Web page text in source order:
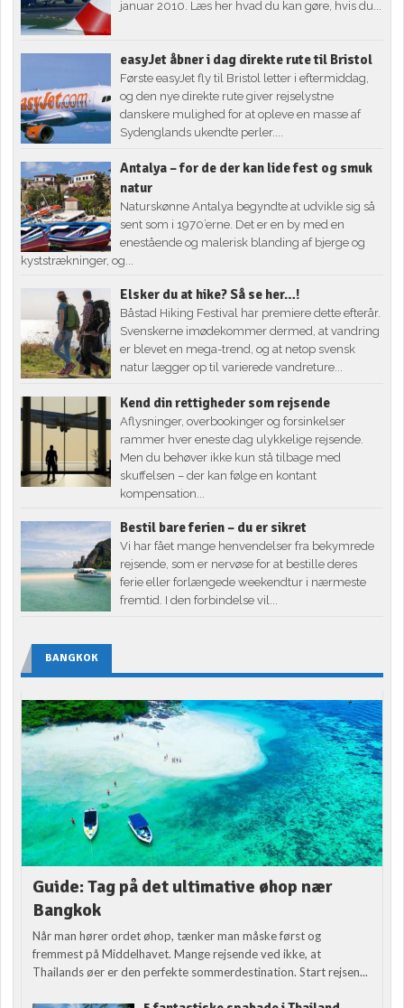
januar 2010. Læs her hvad du kan gøre, hvis du...
easyJet åbner i dag direkte rute til Bristol
Første easyJet fly til Bristol letter i eftermiddag,
og den nye direkte rute giver rejselystne
danskere mulighed for at opleve en masse af
Sydenglands ukendte perler....
Antalya – for de der kan lide fest og smuk
natur
Naturskønne Antalya begyndte at udvikle sig så
sent som i 1970’erne. Det er en by med en
enestående og malerisk blanding af bjerge og
kyststrækninger, og...
Elsker du at hike? Så se her…!
Båstad Hiking Festival har premiere dette efterår.
Svenskerne imødekommer dermed, at vandring
er blevet en mega-trend, og at netop svensk
natur lægger op til varierede vandreture...
Kend din rettigheder som rejsende
Aflysninger, overbookinger og forsinkelser
rammer hver eneste dag ulykkelige rejsende.
Men du behøver ikke kun stå tilbage med
skuffelsen – der kan følge en kontant
kompensation...
Bestil bare ferien – du er sikret
Vi har fået mange henvendelser fra bekymrede
rejsende, som er nervøse for at bestille deres
ferie eller forlængede weekendtur i nærmeste
fremtid. I den forbindelse vil...
BANGKOK
Guide: Tag på det ultimative øhop nær
Bangkok
Når man hører ordet øhop, tænker man måske først og
fremmest på Middelhavet. Mange rejsende ved ikke, at
Thailands øer er den perfekte sommerdestination. Start rejsen...